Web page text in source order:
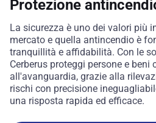
Protezione
La sicurezza è uno dei valori più
mercato e quella antincendio è
tranquillità e affidabilità. Con le
Cerberus proteggi persone e beni
all'avanguardia, grazie alla
rischi con precisione
una risposta rapida ed efficace.